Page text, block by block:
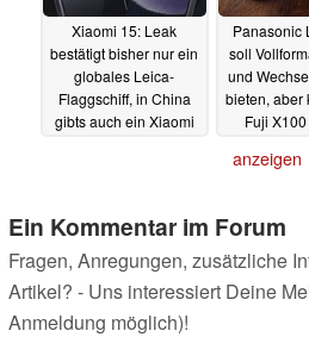
Xiaomi 15: Leak
bestätigt bisher nur ein
globales Leica-
Flaggschiff, in China
gibts auch ein Xiaomi
Panasonic
soll
und
bieten, aber
Fuji
anzeigen
Ein Kommentar im Forum
Fragen, Anregungen, zusätzliche
Artikel? - Uns interessiert Deine
Anmeldung möglich)!